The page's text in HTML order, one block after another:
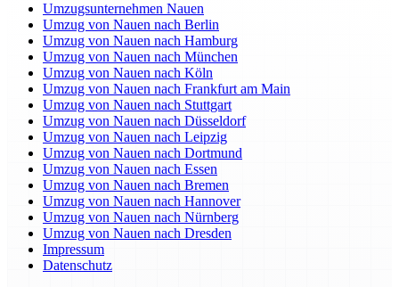
Umzugsunternehmen Nauen
Umzug von Nauen nach Berlin
Umzug von Nauen nach Hamburg
Umzug von Nauen nach München
Umzug von Nauen nach Köln
Umzug von Nauen nach Frankfurt am Main
Umzug von Nauen nach Stuttgart
Umzug von Nauen nach Düsseldorf
Umzug von Nauen nach Leipzig
Umzug von Nauen nach Dortmund
Umzug von Nauen nach Essen
Umzug von Nauen nach Bremen
Umzug von Nauen nach Hannover
Umzug von Nauen nach Nürnberg
Umzug von Nauen nach Dresden
Impressum
Datenschutz